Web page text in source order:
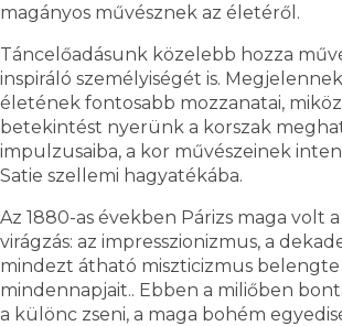
magányos művésznek az életéről.
Táncelőadásunk közelebb hozza
inspiráló személyiségét is.
életének fontosabb mozzanatai,
betekintést nyerünk a korszak
impulzusaiba, a kor művészeinek
Satie szellemi hagyatékába.
Az 1880-as években Párizs maga volt
virágzás: az impresszionizmus, a
mindezt átható miszticizmus belengte
mindennapjait.. Ebben a miliőben
a különc zseni, a maga bohém